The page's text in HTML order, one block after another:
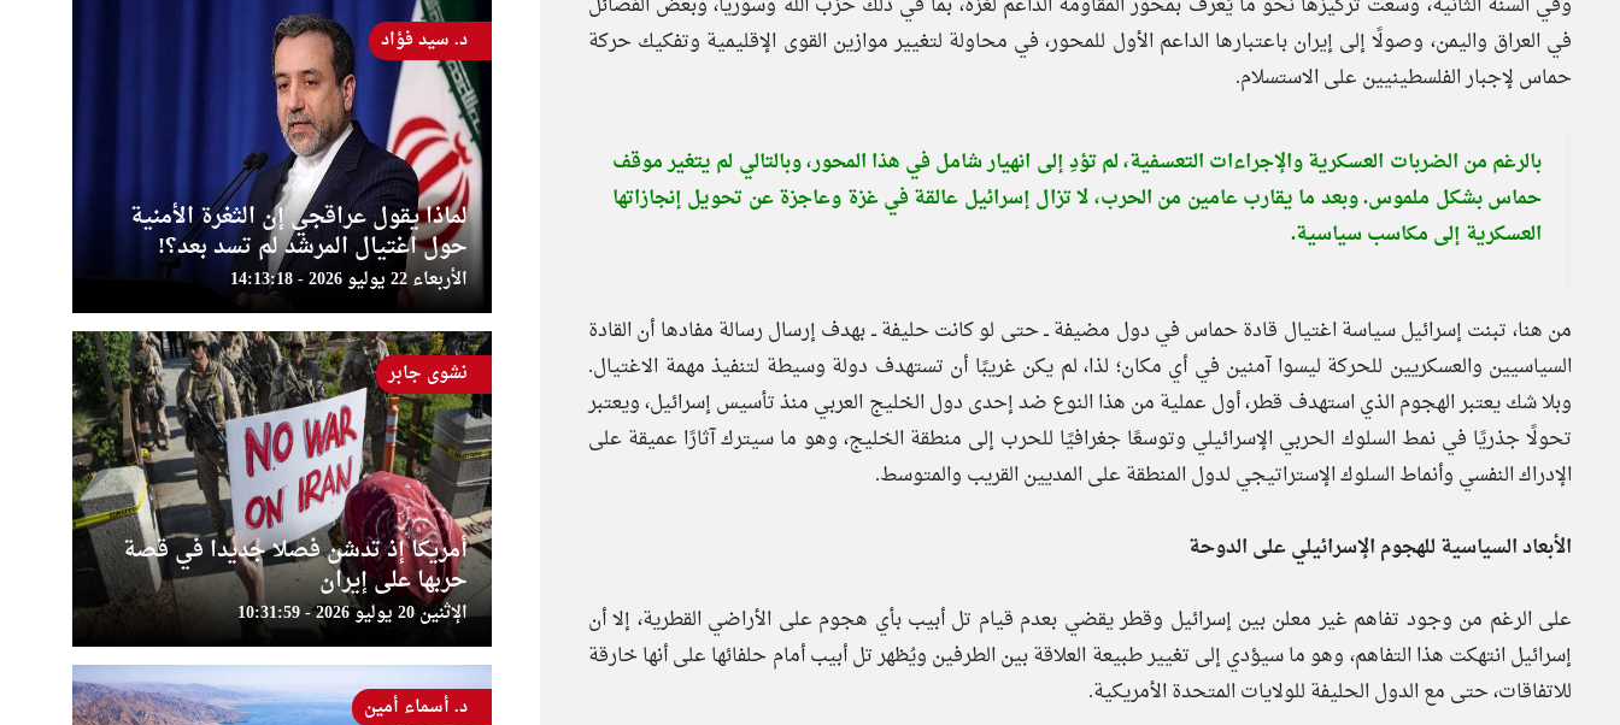
في العراق واليمن، وصولًا إلى إيران باعتبارها الداعم الأول للمحور، في محاولة لتغيير موازين القوى الإقليمية وتفكيك حركة
حماس لإجبار الفلسطينيين على الاستسلام.
بالرغم من الضربات العسكرية والإجراءات التعسفية، لم تؤدِ إلى انهيار شامل في هذا المحور، وبالتالي لم يتغير موقف
حماس بشكل ملموس. وبعد ما يقارب عامين من الحرب، لا تزال إسرائيل عالقة في غزة وعاجزة عن تحويل إنجازاتها
العسكرية إلى مكاسب سياسية.
من هنا، تبنت إسرائيل سياسة اغتيال قادة حماس في دول مضيفة ــ حتى لو كانت حليفة ــ بهدف إرسال رسالة مفادها أن القادة
السياسيين والعسكريين للحركة ليسوا آمنين في أي مكان؛ لذا، لم يكن غريبًا أن تستهدف دولة وسيطة لتنفيذ مهمة الاغتيال.
وبلا شك يعتبر الهجوم الذي استهدف قطر، أول عملية من هذا النوع ضد إحدى دول الخليج العربي منذ تأسيس إسرائيل، ويعتبر
تحولًا جذريًا في نمط السلوك الحربي الإسرائيلي وتوسعًا جغرافيًا للحرب إلى منطقة الخليج، وهو ما سيترك آثارًا عميقة على
الإدراك النفسي وأنماط السلوك الإستراتيجي لدول المنطقة على المديين القريب والمتوسط.
الأبعاد السياسية للهجوم الإسرائيلي على الدوحة
على الرغم من وجود تفاهم غير معلن بين إسرائيل وقطر يقضي بعدم قيام تل أبيب بأي هجوم على الأراضي القطرية، إلا أن
إسرائيل انتهكت هذا التفاهم، وهو ما سيؤدي إلى تغيير طبيعة العلاقة بين الطرفين ويُظهر تل أبيب أمام حلفائها على أنها خارقة
للاتفاقات، حتى مع الدول الحليفة للولايات المتحدة الأمريكية.
لماذا يقول عراقجي إن الثغرة الأمنية
حول اغتيال المرشد لم تسد بعد؟!
الأربعاء 22 يوليو 2026 - 14:13:18
د. سيد فؤاد
أمريكا إذ تدشن فصلا جديدا في قصة
حربها على إيران
الإثنين 20 يوليو 2026 - 10:31:59
نشوى جابر
د. أسماء أمين